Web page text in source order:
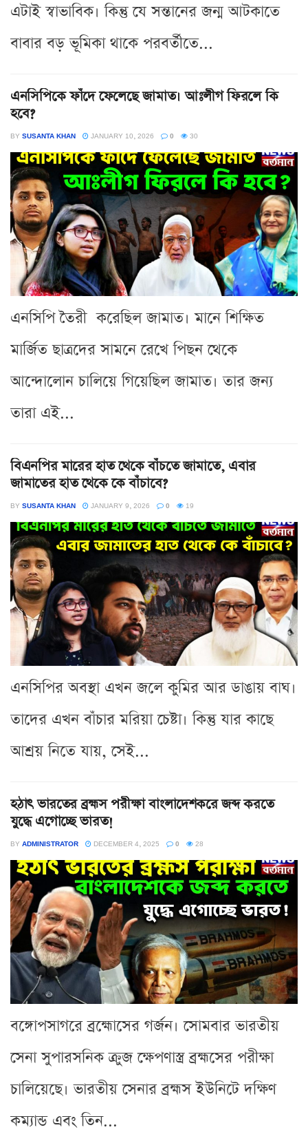
এটাই স্বাভাবিক। কিন্তু যে সন্তানের জন্ম আটকাতে
বাবার বড় ভূমিকা থাকে পরবর্তীতে...
এনসিপিকে ফাঁদে ফেলেছে জামাত। আঃলীগ ফিরলে কি
হবে?
BY SUSANTA KHAN JANUARY 10, 2026 0 30
এনসিপি তৈরী করেছিল জামাত। মানে শিক্ষিত
মার্জিত ছাত্রদের সামনে রেখে পিছন থেকে
আন্দোলোন চালিয়ে গিয়েছিল জামাত। তার জন্য
তারা এই...
বিএনপির মারের হাত থেকে বাঁচতে জামাতে, এবার
জামাতের হাত থেকে কে বাঁচাবে?
BY SUSANTA KHAN JANUARY 9, 2026 0 19
এনসিপির অবস্থা এখন জলে কুমির আর ডাঙায় বাঘ।
তাদের এখন বাঁচার মরিয়া চেষ্টা। কিন্তু যার কাছে
আশ্রয় নিতে যায়, সেই...
হঠাৎ ভারতের ব্রহ্মস পরীক্ষা বাংলাদেশকরে জব্দ করতে
যুদ্ধে এগোচ্ছে ভারত!
BY ADMINISTRATOR DECEMBER 4, 2025 0 28
বঙ্গোপসাগরে ব্রহ্মোসের গর্জন। সোমবার ভারতীয়
সেনা সুপারসনিক ক্রুজ ক্ষেপণাস্ত্র ব্রহ্মসের পরীক্ষা
চালিয়েছে। ভারতীয় সেনার ব্রহ্মস ইউনিটে দক্ষিণ
কম্যান্ড এবং তিন...